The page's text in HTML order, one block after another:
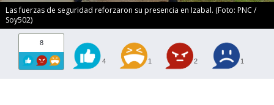
Las fuerzas de seguridad reforzaron su presencia en Izabal. (Foto: PNC /
Soy502)
8
4 1 2 1